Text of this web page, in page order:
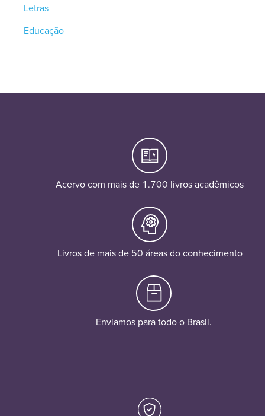
Letras
Educação
Acervo com mais de 1.700 livros acadêmicos
Livros de mais de 50 áreas do conhecimento
Enviamos para todo o Brasil.